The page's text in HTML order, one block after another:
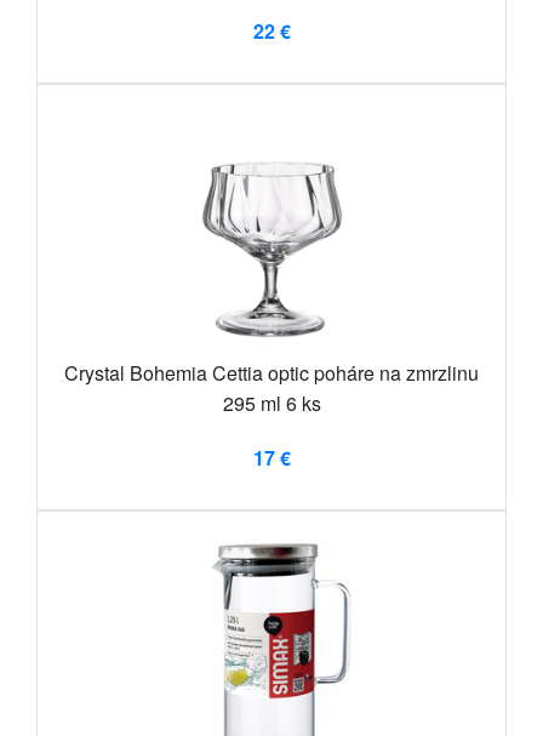
22 €
Crystal Bohemia Cettia optic poháre na zmrzlinu
295 ml 6 ks
17 €